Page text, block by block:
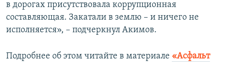
в дорогах присутствовала коррупционная
составляющая. Закатали в землю – и ничего не
исполняется», – подчеркнул Акимов.
Подробнее об этом читайте в материале «Асфальт